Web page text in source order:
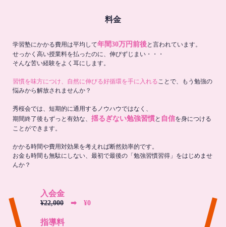
料金
学習塾にかかる費用は平均して年間30万円前後と言われています。
せっかく高い授業料を払ったのに、伸びずじまい・・・
そんな苦い経験をよく耳にします。
習慣を味方につけ、自然に伸びる好循環を手に入れる ことで、もう勉強の
悩みから解放されませんか？
秀桜会では、短期的に通用するノウハウではなく、
期間終了後もずっと有効な、 揺るぎない勉強習慣と 自信を身につける
ことができます。
かかる時間や費用対効果を考えれば断然効率的です。
お金も時間も無駄にしない、最初で最後の「勉強習慣習得」をはじめませ
んか？
入会金
¥22,000 ➡︎ ¥0
指導料